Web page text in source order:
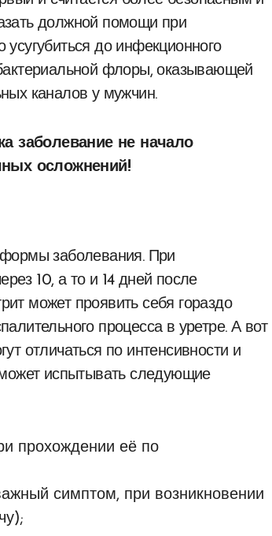
должной помощи при
до инфекционного
флоры, оказывающей
каналов у мужчин.
заболевание не начало
осложнений!
формы заболевания. При
10, а то и 14 дней после
может проявить себя гораздо
процесса в уретре. А вот
отличаться по интенсивности и
испытывать следующие
прохождении её по
симптом, при возникновении